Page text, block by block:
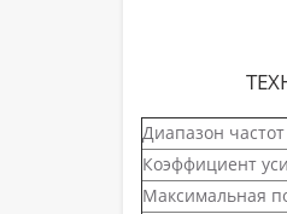
Диапазон частот
Коэффициент
Максимальная